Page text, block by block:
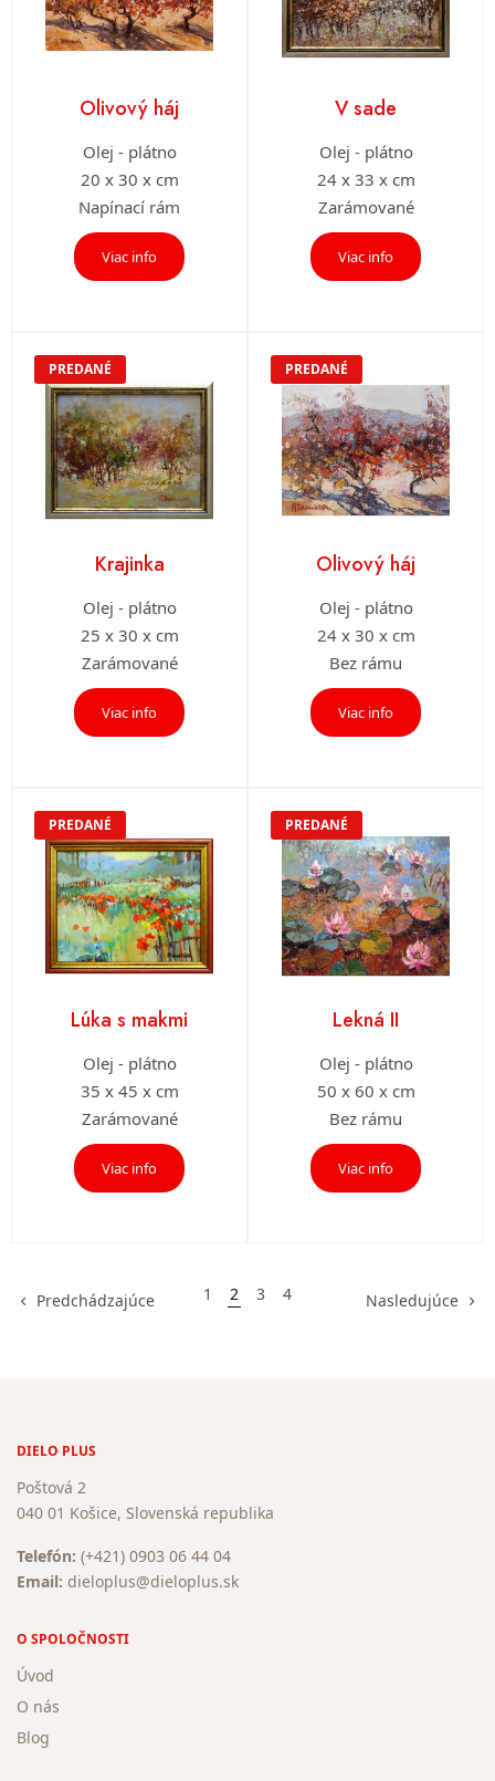
Olivový háj
Olej - plátno
20 x 30 x cm
Napínací rám
Viac info
V sade
Olej - plátno
24 x 33 x cm
Zarámované
Viac info
PREDANÉ
Krajinka
Olej - plátno
25 x 30 x cm
Zarámované
Viac info
PREDANÉ
Olivový háj
Olej - plátno
24 x 30 x cm
Bez rámu
Viac info
PREDANÉ
Lúka s makmi
Olej - plátno
35 x 45 x cm
Zarámované
Viac info
PREDANÉ
Lekná II
Olej - plátno
50 x 60 x cm
Bez rámu
Viac info
Predchádzajúce 1 2 3 4 Nasledujúce
DIELO PLUS
Poštová 2
040 01 Košice, Slovenská republika
Telefón: (+421) 0903 06 44 04
Email: dieloplus@dieloplus.sk
O SPOLOČNOSTI
Úvod
O nás
Blog